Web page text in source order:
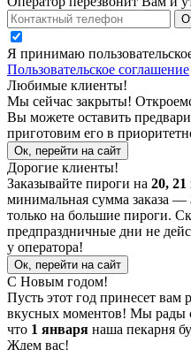
Я принимаю
Пользовательское соглашение
Любимые клиенты!
Мы сейчас закрыты!
Вы можете оставить
приготовим его в
Ок, перейти на сайт
Дорогие клиенты!
Заказывайте пироги на 20,
минимальная сумма заказа —
только на большие пироги.
предпраздничные дни не
у оператора!
Ок, перейти на сайт
С Новым годом!
Пусть этот год принесет вам
вкусных моментов! Мы рады
что 1 января наша пекарня
Ждем вас!